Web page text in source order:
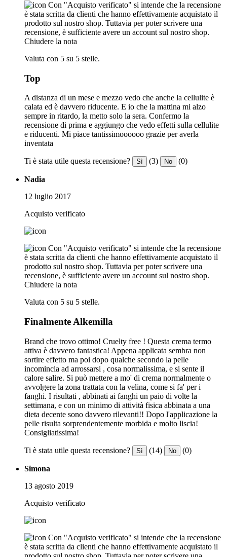
Con "Acquisto verificato" si intende che la recensione
è stata scritta da clienti che hanno effettivamente acquistato il
prodotto sul nostro shop. Tuttavia per poter scrivere una
recensione, è sufficiente avere un account sul nostro shop.
Chiudere la nota
Valuta con 5 su 5 stelle.
Top
A distanza di un mese e mezzo vedo che anche la cellulite è
calata ed è davvero riducente. E io che la mattina mi alzo
sempre in ritardo, la metto solo la sera. Confermo la
recensione di prima e aggiungo che vedo effetti sulla cellulite
e riducenti. Mi piace tantissimoooooo grazie per averla
inventata
Ti è stata utile questa recensione? Sì (3) No (0)
Nadia
12 luglio 2017
Acquisto verificato
Con "Acquisto verificato" si intende che la recensione
è stata scritta da clienti che hanno effettivamente acquistato il
prodotto sul nostro shop. Tuttavia per poter scrivere una
recensione, è sufficiente avere un account sul nostro shop.
Chiudere la nota
Valuta con 5 su 5 stelle.
Finalmente Alkemilla
Brand che trovo ottimo! Cruelty free ! Questa crema termo
attiva è davvero fantastica! Appena applicata sembra non
sortire effetto ma poi dopo qualche secondo la pelle
incomincia ad arrossarsi , cosa normalissima, e si sente il
calore salire. Si può mettere a mo' di crema normalmente o
avvolgere la zona trattata con la velina, come si fa' per i
fanghi. I risultati , abbinati ai fanghi un paio di volte la
settimana, e con un minimo di attività fisica abbinata a una
dieta decente sono davvero rilevanti!! Dopo l'applicazione la
pelle risulta sorprendentemente morbida e molto liscia!
Consigliatissima!
Ti è stata utile questa recensione? Sì (14) No (0)
Simona
13 agosto 2019
Acquisto verificato
Con "Acquisto verificato" si intende che la recensione
è stata scritta da clienti che hanno effettivamente acquistato il